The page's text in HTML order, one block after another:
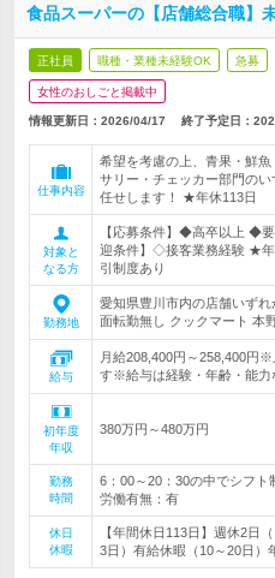
食品スーパーの【店舗総合職】
正社員 職種・業種未経験OK 急募
女性のおしごと掲載中
情報更新日：2026/04/17 終了予定日：
仕事内容
希望を考慮の上、青果・鮮
サリー・チェッカー部門の
任せします！ ★年休113日
対象と
なる方
【応募条件】◆高卒以上 ◆
迎条件】◇接客業務経験 ★
引制度あり
勤務地
愛知県豊川市内の店舗いず
面転勤無し クックマート 本
給与
月給208,400円～258,400円
す※給与は経験・年齢・能力
初年度
年収
380万円～480万円
勤務
時間
6：00～20：30の中でシフ
労働有無：有
休日
休暇
【年間休日113日】週休2日
3日）有給休暇（10～20日）